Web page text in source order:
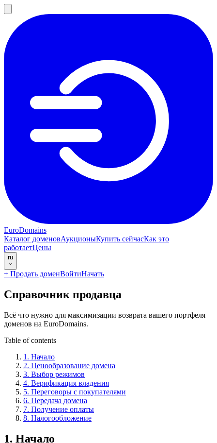
EuroDomains
Каталог доменовАукционыКупить сейчасКак это
работаетЦены
ru
+ Продать доменВойтиНачать
Справочник продавца
Всё что нужно для максимизации возврата вашего портфеля
доменов на EuroDomains.
Table of contents
1 . Начало
2. Ценообразование домена
3. Выбор режимов
4. Верификация владения
5. Переговоры с покупателями
6. Передача домена
7. Получение оплаты
8. Налогообложение
1. Начало